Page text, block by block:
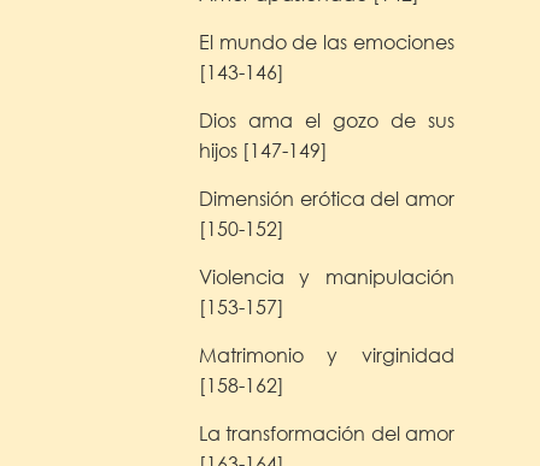
El mundo de las emociones
[143-146]
Dios ama el gozo de sus
hijos [147-149]
Dimensión erótica del amor
[150-152]
Violencia y manipulación
[153-157]
Matrimonio y virginidad
[158-162]
La transformación del amor